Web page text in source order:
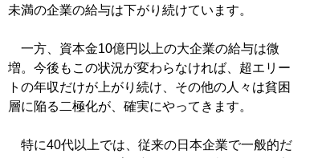
未満の企業の給与は下がり続けています。
一方、資本金10億円以上の大企業の給与は微
増。今後もこの状況が変わらなければ、超エリー
トの年収だけが上がり続け、その他の人々は貧困
層に陥る二極化が、確実にやってきます。
特に40代以上では、従来の日本企業で一般的だ